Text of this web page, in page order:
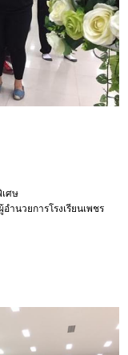
ศษ
วยการโรงเรียนเพชร